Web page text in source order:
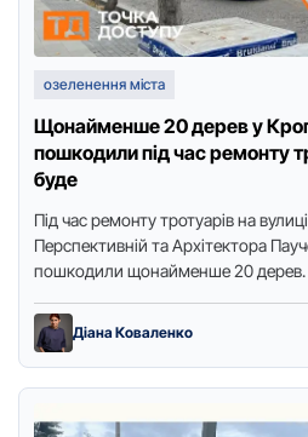
озеленення міста
Щонайменше 20 дерев у
пошкодили під час ремонту
буде
Під час ремонту тротуарів на
Перспективній та Архітектора
пошкодили щонайменше 20 дерев.
Діана Коваленко